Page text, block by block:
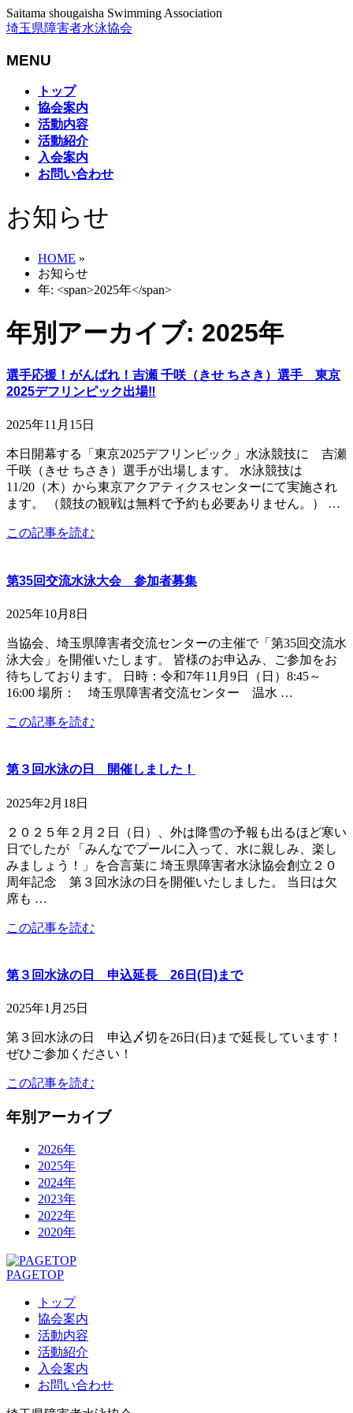
Saitama shougaisha Swimming Association
埼玉県障害者水泳協会
MENU
す
トップ
協会案内
活動内容
活動紹介
入会案内
お問い合わせ
お知らせ
HOME »
お知らせ
年: <span>2025年</span>
年別アーカイブ: 2025年
選手応援！がんばれ！吉瀬 千咲（きせ ちさき）選手 東京
2025デフリンピック出場‼
2025年11月15日
本日開幕する「東京2025デフリンピック」水泳競技に 吉瀬
千咲（きせ ちさき）選手が出場します。 水泳競技は
11/20（木）から東京アクアティクスセンターにて実施され
ます。 （競技の観戦は無料で予約も必要ありません。） …
この記事を読む
第35回交流水泳大会 参加者募集
2025年10月8日
当協会、埼玉県障害者交流センターの主催で「第35回交流水
泳大会」を開催いたします。 皆様のお申込み、ご参加をお
待ちしております。 日時：令和7年11月9日（日）8:45～
16:00 場所： 埼玉県障害者交流センター 温水 …
この記事を読む
第３回水泳の日 開催しました！
2025年2月18日
２０２５年２月２日（日）、外は降雪の予報も出るほど寒い
日でしたが 「みんなでプールに入って、水に親しみ、楽し
みましょう！」を合言葉に 埼玉県障害者水泳協会創立２０
周年記念 第３回水泳の日を開催いたしました。 当日は欠
席も …
この記事を読む
第３回水泳の日 申込延長 26日(日)まで
2025年1月25日
第３回水泳の日 申込〆切を26日(日)まで延長しています！
ぜひご参加ください！
この記事を読む
年別アーカイブ
2026年
2025年
2024年
2023年
2022年
2020年
PAGETOP
トップ
協会案内
活動内容
活動紹介
入会案内
お問い合わせ